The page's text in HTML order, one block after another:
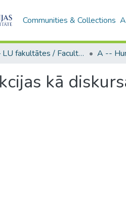
Communities & Collections
B4 – LU fakultātes / Faculties of the UL
kā